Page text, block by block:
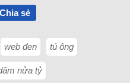
sẻ
web đen tú ông
nửa tỷ